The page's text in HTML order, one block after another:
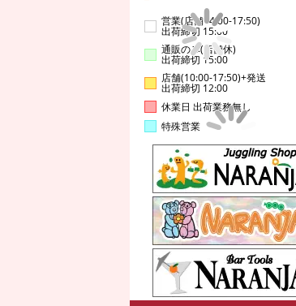
営業(店舗14:00-17:50)
出荷締切 15:00
通販のみ(店舗休)
出荷締切 15:00
店舗(10:00-17:50)+発送
出荷締切 12:00
休業日 出荷業務無し
特殊営業